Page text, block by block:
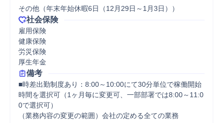
その他（年末年始休暇6日（12月29日～1月3日））
社会保険
雇用保険
健康保険
労災保険
厚生年金
備考
■時差出勤制度あり：8:00～10:00にて30分単位で稼働開始
時間を選択可（1ヶ月毎に変更可、一部部署では8:00～11:0
0で選択可）
（業務内容の変更の範囲）会社の定める全ての業務